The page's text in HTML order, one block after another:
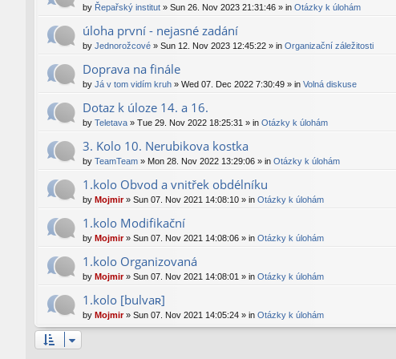
by Řepařský institut » Sun 26. Nov 2023 21:31:46 » in Otázky k úlohám
úloha první - nejasné zadání
by Jednorožcové » Sun 12. Nov 2023 12:45:22 » in Organizační záležitosti
Doprava na finále
by Já v tom vidím kruh » Wed 07. Dec 2022 7:30:49 » in Volná diskuse
Dotaz k úloze 14. a 16.
by Teletava » Tue 29. Nov 2022 18:25:31 » in Otázky k úlohám
3. Kolo 10. Nerubikova kostka
by TeamTeam » Mon 28. Nov 2022 13:29:06 » in Otázky k úlohám
1.kolo Obvod a vnitřek obdélníku
by Mojmir» Sun 07. Nov 2021 14:08:10 » in Otázky k úlohám
1.kolo Modifikační
by Mojmir» Sun 07. Nov 2021 14:08:06 » in Otázky k úlohám
1.kolo Organizovaná
by Mojmir» Sun 07. Nov 2021 14:08:01 » in Otázky k úlohám
1.kolo [bulvaʀ]
by Mojmir» Sun 07. Nov 2021 14:05:24 » in Otázky k úlohám